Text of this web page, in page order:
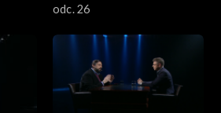
odc. 26